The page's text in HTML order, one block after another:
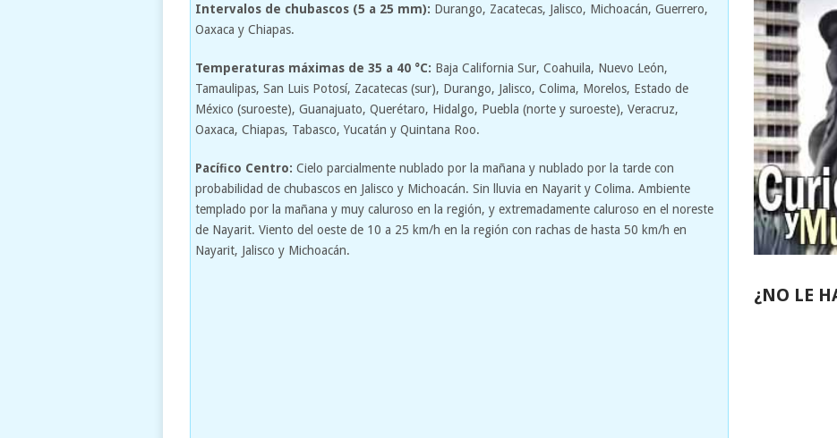
Intervalos de chubascos (5 a 25 mm): Durango, Zacatecas, Jalisco, Michoacán, Guerrero,
Oaxaca y Chiapas.
Temperaturas máximas de 35 a 40 °C: Baja California Sur, Coahuila, Nuevo León,
Tamaulipas, San Luis Potosí, Zacatecas (sur), Durango, Jalisco, Colima, Morelos, Estado de
México (suroeste), Guanajuato, Querétaro, Hidalgo, Puebla (norte y suroeste), Veracruz,
Oaxaca, Chiapas, Tabasco, Yucatán y Quintana Roo.
Pacíﬁco Centro: Cielo parcialmente nublado por la mañana y nublado por la tarde con
probabilidad de chubascos en Jalisco y Michoacán. Sin lluvia en Nayarit y Colima. Ambiente
templado por la mañana y muy caluroso en la región, y extremadamente caluroso en el noreste
de Nayarit. Viento del oeste de 10 a 25 km/h en la región con rachas de hasta 50 km/h en
Nayarit, Jalisco y Michoacán.
¿NO LE